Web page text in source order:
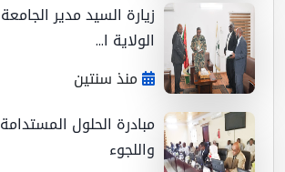
زيارة السيد مدير الجامعة لوالي
الولاية ا...
منذ سنتين
مبادرة الحلول المستدامة للنزوح
واللجوء